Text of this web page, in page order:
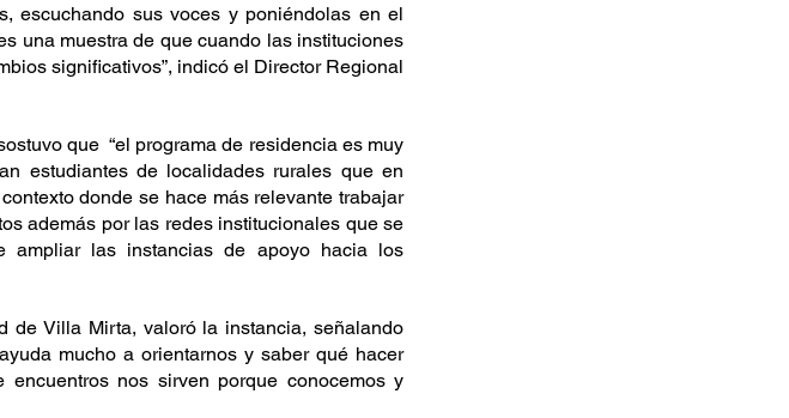
escuchando sus voces y poniéndolas en el
una muestra de que cuando las instituciones
significativos”, indicó el Director Regional
que  “el programa de residencia es muy
estudiantes de localidades rurales que en
donde se hace más relevante trabajar
además por las redes institucionales que se
ampliar las instancias de apoyo hacia los
de Villa Mirta, valoró la instancia, señalando
mucho a orientarnos y saber qué hacer
nos sirven porque conocemos y